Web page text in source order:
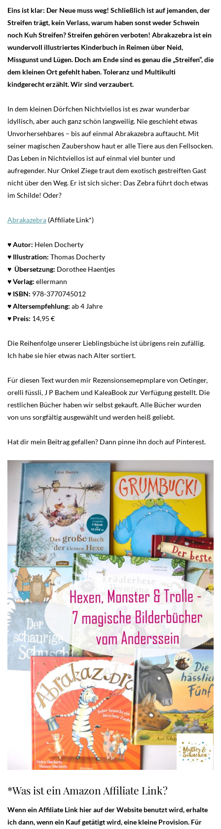
Eins ist klar: Der Neue muss weg! Schließlich ist auf jemanden, der
Streifen trägt, kein Verlass, warum haben sonst weder Schwein
noch Kuh Streifen? Streifen gehören verboten! Abrakazebra ist ein
wundervoll illustriertes Kinderbuch in Reimen über Neid,
Missgunst und Lügen. Doch am Ende sind es genau die „Streifen“, die
dem kleinen Ort gefehlt haben. Toleranz und Multikulti
kindgerecht erzählt. Wir sind verzaubert.
In dem kleinen Dörfchen Nichtviellos ist es zwar wunderbar
idyllisch, aber auch ganz schön langweilig. Nie geschieht etwas
Unvorhersehbares – bis auf einmal Abrakazebra auftaucht. Mit
seiner magischen Zaubershow haut er alle Tiere aus den Fellsocken.
Das Leben in Nichtviellos ist auf einmal viel bunter und
aufregender. Nur Onkel Ziege traut dem exotisch gestreiften Gast
nicht über den Weg. Er ist sich sicher: Das Zebra führt doch etwas
im Schilde! Oder?
Abrakazebra (Affiliate Link*)
♥ Autor: Helen Docherty
♥ Illustration: Thomas Docherty
♥ Übersetzung: Dorothee Haentjes
♥ Verlag: ellermann
♥ ISBN: 978-3770745012
♥Altersempfehlung: ab 4 Jahre
♥ Preis: 14,95 €
Die Reihenfolge unserer Lieblingsbüche ist übrigens rein zufällig.
Ich habe sie hier etwas nach Alter sortiert.
Für diesen Text wurden mir Rezensionsemepmplare von Oetinger,
orelli füssli, J P Bachem und KaleaBook zur Verfügung gestellt. Die
restlichen Bücher haben wir selbst gekauft. Alle Bücher wurden
von uns sorgfältig ausgewählt und werden heiß geliebt.
Hat dir mein Beitrag gefallen? Dann pinne ihn doch auf Pinterest.
*Was ist ein Amazon Affiliate Link?
Wenn ein Affiliate Link hier auf der Website benutzt wird, erhalte
ich dann, wenn ein Kauf getätigt wird, eine kleine Provision. Für